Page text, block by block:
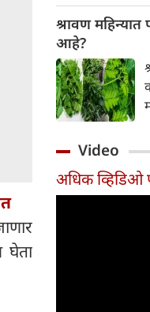
घेता
श्रावण
आहे?
Video
अधिक व्हिडिओ